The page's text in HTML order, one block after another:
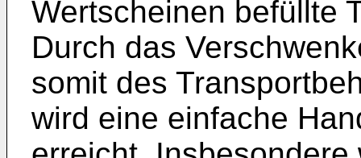
Wertscheinen befüllte
Durch das
somit des
wird eine einfache